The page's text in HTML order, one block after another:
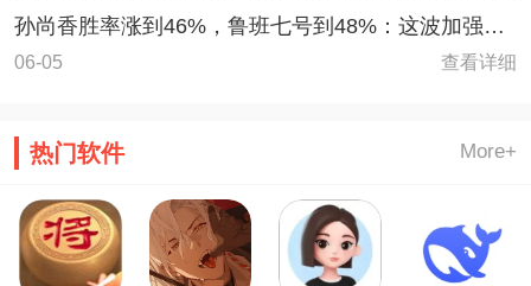
孙尚香胜率涨到46%，鲁班七号到48%：这波加强真
的能改变强度？
06-05 查看详细
热门软件 More+